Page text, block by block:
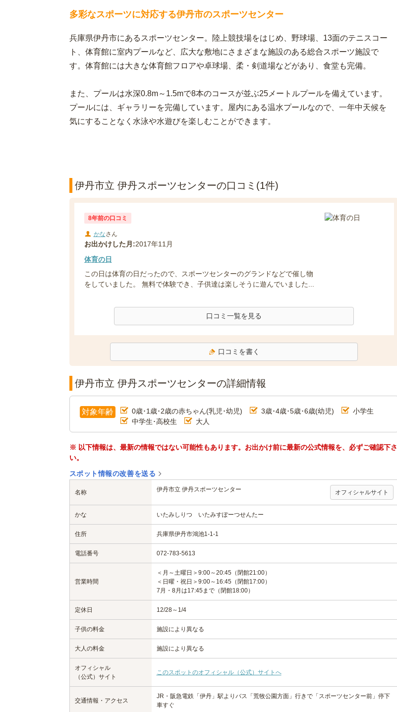
多彩なスポーツに対応する伊丹市のスポーツセンター
兵庫県伊丹市にあるスポーツセンター。陸上競技場をはじめ、野球場、13面のテニスコー
ト、体育館に室内プールなど、広大な敷地にさまざまな施設のある総合スポーツ施設で
す。体育館には大きな体育館フロアや卓球場、柔・剣道場などがあり、食堂も完備。
また、プールは水深0.8m～1.5mで8本のコースが並ぶ25メートルプールを備えています。
プールには、ギャラリーを完備しています。屋内にある温水プールなので、一年中天候を
気にすることなく水泳や水遊びを楽しむことができます。
伊丹市立 伊丹スポーツセンターの口コミ(1件)
8年前の口コミ
かなさん
お出かけした月:2017年11月
体育の日
この日は体育の日だったので、スポーツセンターのグランドなどで催し物
をしていました。 無料で体験でき、子供達は楽しそうに遊んでいました...
口コミ一覧を見る
口コミを書く
伊丹市立 伊丹スポーツセンターの詳細情報
対象年齢 0歳･1歳･2歳の赤ちゃん(乳児･幼児) 3歳･4歳･5歳･6歳(幼児)
小学生
中学生･高校生
大人
※ 以下情報は、最新の情報ではない可能性もあります。お出かけ前に最新の公式情報を、必ずご確認下さ
い。
スポット情報の改善を送る
名称 伊丹市立 伊丹スポーツセンター オフィシャルサイト
かな いたみしりつ いたみすぽーつせんたー
住所 兵庫県伊丹市鴻池1-1-1
電話番号 072-783-5613
営業時間
＜月～土曜日＞9:00～20:45（閉館21:00）
＜日曜・祝日＞9:00～16:45（閉館17:00）
7月・8月は17:45まで（閉館18:00）
定休日 12/28～1/4
子供の料金 施設により異なる
大人の料金 施設により異なる
オフィシャル
（公式）サイト
このスポットのオフィシャル（公式）サイトへ
交通情報・アクセス
JR・阪急電鉄「伊丹」駅よりバス「荒牧公園方面」行きで「スポーツセンター前」停下
車すぐ